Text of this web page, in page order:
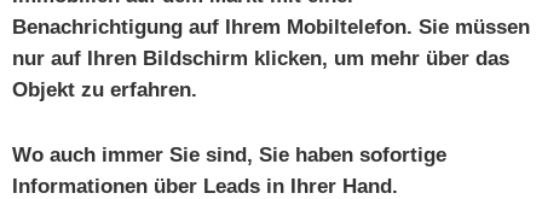
Benachrichtigung auf Ihrem Mobiltelefon. Sie müssen
nur auf Ihren Bildschirm klicken, um mehr über das
Objekt zu erfahren.
Wo auch immer Sie sind, Sie haben sofortige
Informationen über Leads in Ihrer Hand.